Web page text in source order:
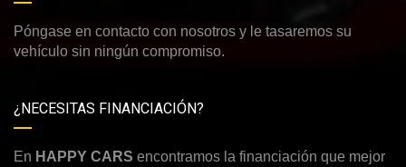
Póngase en contacto con nosotros y le tasaremos su
vehículo sin ningún compromiso.
¿NECESITAS FINANCIACIÓN?
En HAPPY CARS encontramos la financiación que mejor